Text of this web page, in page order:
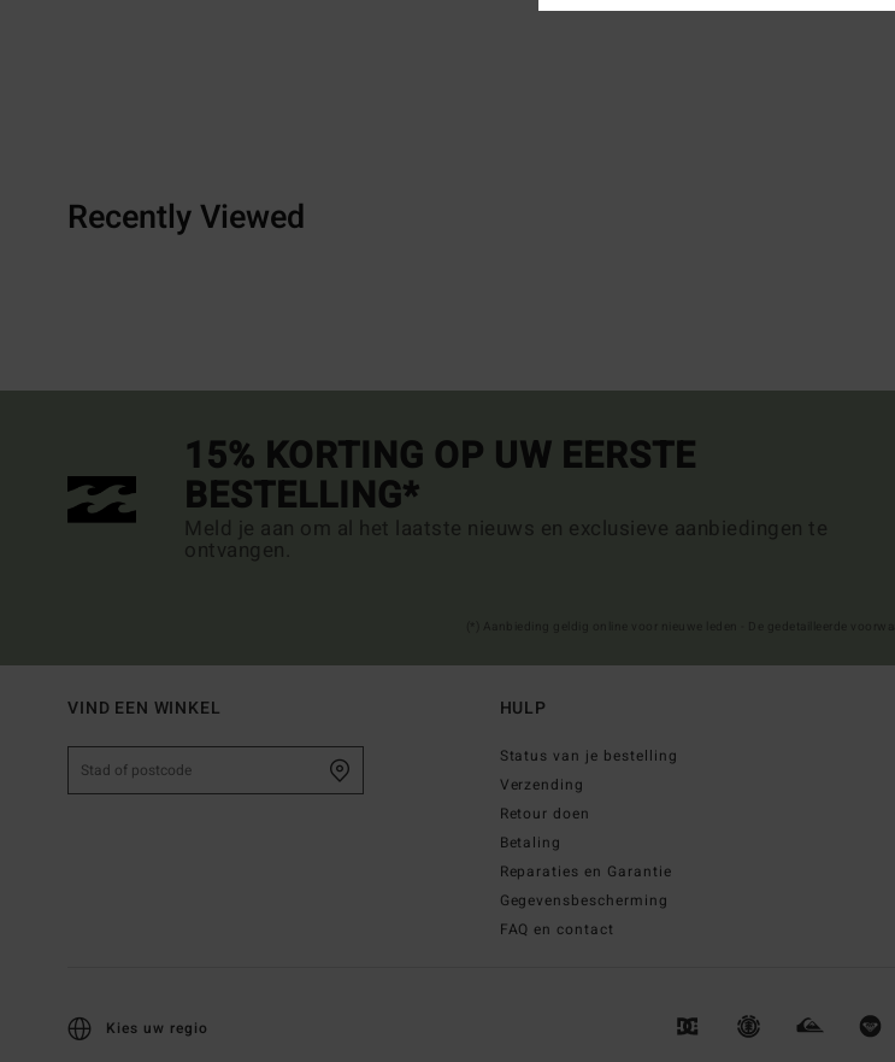
Recently Viewed
15% KORTING OP UW EERSTE
BESTELLING*
Meld je aan om al het laatste nieuws en exclusieve aanbiedingen te
ontvangen.
VIND EEN WINKEL HULP
Status van je bestelling
Verzending
Retour doen
Betaling
Reparaties en Garantie
Gegevensbescherming
FAQ en contact
Kies uw regio